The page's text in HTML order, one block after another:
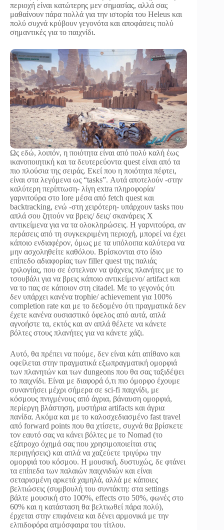
περιοχή είναι κατώτερης μεν σημασίας, αλλά σας
μαθαίνουν πάρα πολλά για την ιστορία του Heleus και
πολύ συχνά κρύβουν γεγονότα και αποφάσεις πολύ
σημαντικές για το παιχνίδι.
Ως εδώ, λοιπόν, η ποιότητα είναι από πολύ καλή έως
ικανοποιητική και τα δευτερεύοντα quest είναι από τα
πιο πλούσια της σειράς. Εκεί που η ποιότητα πέφτει,
είναι στα λεγόμενα ως “tasks”. Αυτά αποτελούν -στην
καλύτερη περίπτωση- λίγη extra πληροφορία/
γαρνιτούρα στο lore μέσα από fetch quest και
backtracking, ενώ -στη χειρότερη- υπάρχουν tasks που
απλά σου ζητούν να βρεις/ δεις/ σκανάρεις Χ
αντικείμενα για να τα ολοκληρώσεις. Η γαρνιτούρα, αν
περάσεις από τη συγκεκριμένη περιοχή, μπορεί να έχει
κάποιο ενδιαφέρον, όμως με τα υπόλοιπα καλύτερα να
μην ασχοληθείτε καθόλου. Βρίσκονται στο ίδιο
επίπεδο αδιαφορίας των filler quest της παλιάς
τριλογίας, που σε έστελναν να ψάχνεις πλανήτες με το
τσουβάλι για να βρεις κάποιο αντικείμενο/ artifact και
να το πας σε κάποιον στη citadel. Με το γεγονός ότι
δεν υπάρχει κανένα trophie/ achievement για 100%
completion rate και με το δεδομένο ότι πραγματικά δεν
έχετε κανένα ουσιαστικό όφελος από αυτά, απλά
αγνοήστε τα, εκτός και αν απλά θέλετε να κάνετε
βόλτες στους πλανήτες για να κάνετε χάζι.
Αυτό, θα πρέπει να πούμε, δεν είναι κάτι απίθανο και
οφείλεται στην πραγματικά εξωπραγματική ομορφιά
των πλανητών και των dungeons που θα σας ταξιδέψει
το παιχνίδι. Είναι με διαφορά ό,τι πιο όμορφο έχουμε
συναντήσει μέχρι σήμερα σε sci-fi παιχνίδι, με
κόσμους πνιγμένους από άγρια, βάναυση ομορφιά,
περίεργη βλάστηση, μυστήρια artifacts και άγρια
πανίδα. Ακόμα και με το καλοσχεδιασμένο fast travel
από forward points που θα χτίσετε, συχνά θα βρίσκετε
τον εαυτό σας να κάνει βόλτες με το Nomad (το
εξάτροχο όχημά σας που χρησιμοποιείται στις
περιηγήσεις) και απλά να χαζεύετε τριγύρω την
ομορφιά του κόσμου. Η μουσική, δυστυχώς, δε φτάνει
τα επίπεδα των παλαιών παιχνιδιών και είναι
σεταρισμένη αρκετά χαμηλά, αλλά με κάποιες
βελτιώσεις (συμβουλή του συντάκτη: στα settings
βάλτε μουσική στο 100%, effects στο 50%, φωνές στο
60% και η κατάσταση θα βελτιωθεί πάρα πολύ),
έρχεται στην επιφάνεια και δένει αρμονικά με την
ελπιδοφόρα ατμόσφαιρα του τίτλου.